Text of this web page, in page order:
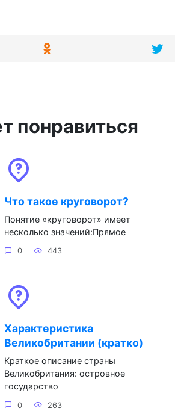
понравиться
Что такое круговорот?
Понятие «круговорот» имеет
несколько значений:Прямое
0 443
Характеристика
Великобритании (кратко)
Краткое описание страны
Великобритания: островное
государство
0 263